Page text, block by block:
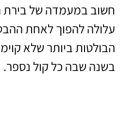
חשוב במעמדה של בירת
עלולה להפוך לאחת
הבולטות ביותר שלא
בשנה שבה כל קול נספר.